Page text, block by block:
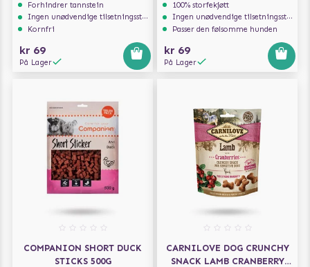
Forhindrer tannstein
Ingen unødvendige tilsetningsstoffer
Kornfri
kr 69
På Lager
100% storfekjøtt
Ingen unødvendige tilsetningsstoffer
Passer den følsomme hunden
kr 69
På Lager
COMPANION SHORT DUCK
STICKS 500G
CARNILOVE DOG CRUNCHY
SNACK LAMB CRANBERRY